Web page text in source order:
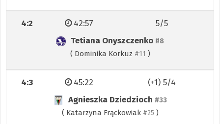
4:2
Tetiana Onyszczenko #8
( Dominika Korkuz #11 )
5/5
42:57
4:3
Agnieszka Dziedzioch #33
( Katarzyna Frąckowiak #25 )
(+1) 5/4
45:22